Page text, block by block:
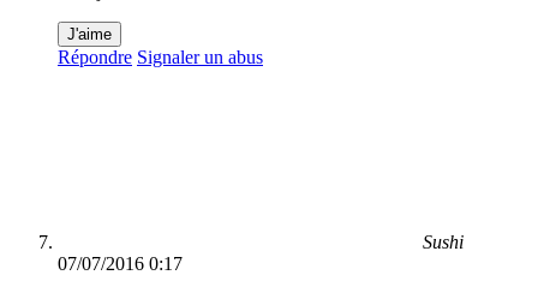
J'aime
Répondre Signaler un abus
Sushi
07/07/2016 0:17